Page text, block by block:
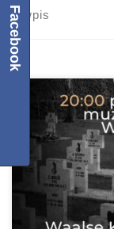
1 wpis
Jeżeli stracili
grobu tej osoby
bliskiej Państwu
pomodlimy się
generała
Kerk […]
Facebook